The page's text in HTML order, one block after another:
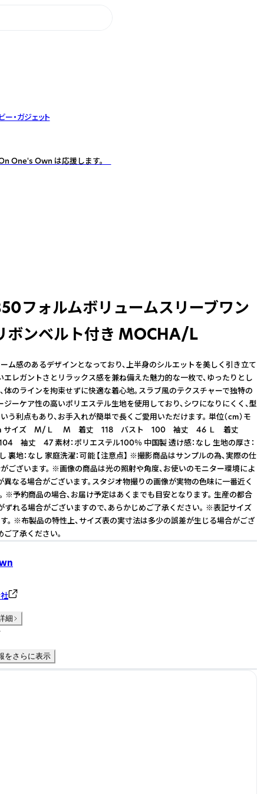
ー・ガジェット
One's Own は応援します。
フォルムボリュームスリーブワン
ボンベルト付き MOCHA/L
ム感のあるデザインとなっており、上半身のシルエットを美しく引き立て
エレガントさとリラックス感を兼ね備えた魅力的な一枚で、ゆったりとし
体のラインを拘束せずに快適な着心地。スラブ風のテクスチャーで独特の
ジーケア性の高いポリエステル生地を使用しており、シワになりにくく、型
う利点もあり、お手入れが簡単で長くご愛用いただけます。 単位（cm）モ
サイズ M/Ｌ M 着丈 118 バスト 100 袖丈 46 Ｌ 着丈
袖丈 47 素材：ポリエステル100％ 中国製 透け感：なし 生地の厚さ：
裏地：なし 家庭洗濯：可能 【注意点】 ※撮影商品はサンプルの為、実際の仕
ございます。 ※画像の商品は光の照射や角度、お使いのモニター環境によ
異なる場合がございます。スタジオ物撮りの画像が実物の色味に一番近く
※予約商品の場合、お届け予定はあくまでも目安となります。 生産の都合
ずれる場合がございますので、あらかじめご了承ください。 ※表記サイズ
。 ※布製品の特性上、サイズ表の実寸法は多少の誤差が生じる場合がござ
ご了承ください。
細
をさらに表示